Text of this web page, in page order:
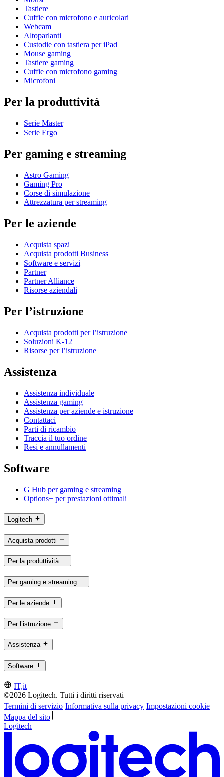
Tastiere
Cuffie con microfono e auricolari
Webcam
Altoparlanti
Custodie con tastiera per iPad
Mouse gaming
Tastiere gaming
Cuffie con microfono gaming
Microfoni
Per la produttività
Serie Master
Serie Ergo
Per gaming e streaming
Astro Gaming
Gaming Pro
Corse di simulazione
Attrezzatura per streaming
Per le aziende
Acquista spazi
Acquista prodotti Business
Software e servizi
Partner
Partner Alliance
Risorse aziendali
Per l’istruzione
Acquista prodotti per l’istruzione
Soluzioni K-12
Risorse per l’istruzione
Assistenza
Assistenza individuale
Assistenza gaming
Assistenza per aziende e istruzione
Contattaci
Parti di ricambio
Traccia il tuo ordine
Resi e annullamenti
Software
G Hub per gaming e streaming
Options+ per prestazioni ottimali
Logitech
Acquista prodotti
Per la produttività
Per gaming e streaming
Per le aziende
Per l’istruzione
Assistenza
Software
IT,it
©2026 Logitech. Tutti i diritti riservati
Termini di servizio Informativa sulla privacy Impostazioni cookie
Mappa del sito
Logitech